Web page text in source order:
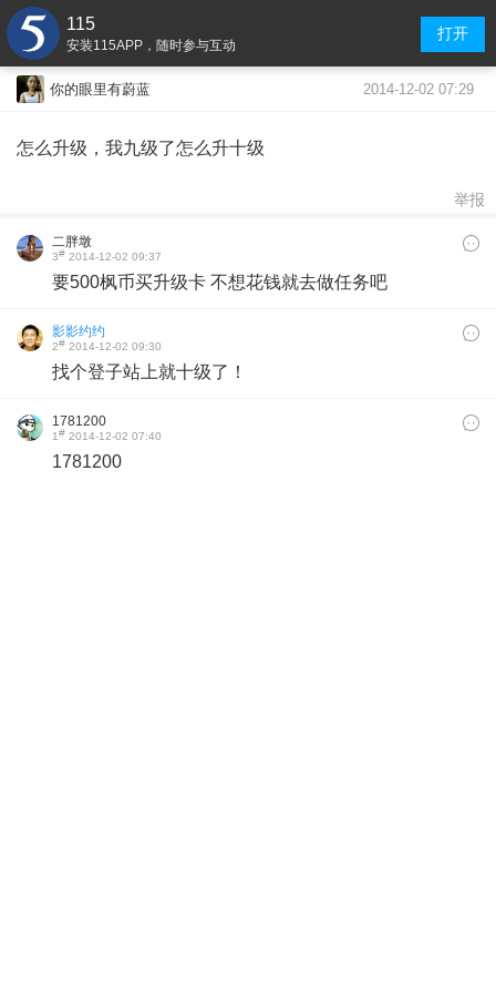
115
安装115APP，随时参与互动
打开
你的眼里有蔚蓝 2014-12-02 07:29
怎么升级，我九级了怎么升十级
举报
二胖墩
3# 2014-12-02 09:37
要500枫币买升级卡 不想花钱就去做任务吧
影影约约
2# 2014-12-02 09:30
找个登子站上就十级了！
1781200
1# 2014-12-02 07:40
1781200